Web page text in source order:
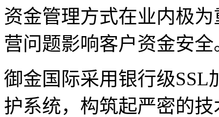
资金管理方式在业内极
营问题影响客户资金安全
御金国际采用银行级
护系统，构筑起严密的